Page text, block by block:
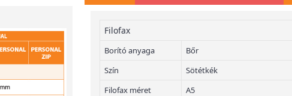
Filofax
Borító anyaga
Bőr
Szín
Sötétkék
Filofax méret
A5